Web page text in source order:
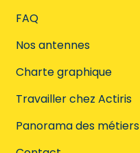
FAQ
Nos antennes
Charte graphique
Travailler chez Actiris
Panorama des métiers